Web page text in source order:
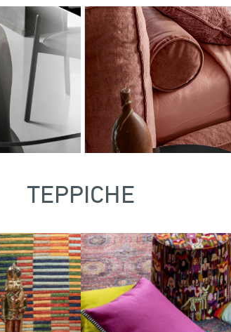
TEPPICHE